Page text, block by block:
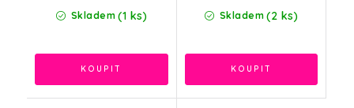
Skladem (1 ks) Skladem (2 ks)